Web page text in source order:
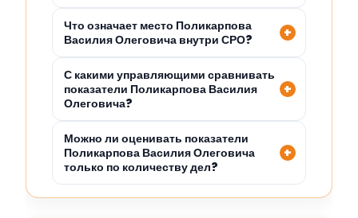
Что означает место Поликарпова
Василия Олеговича внутри СРО?
С какими управляющими сравнивать
показатели Поликарпова Василия
Олеговича?
Можно ли оценивать показатели
Поликарпова Василия Олеговича
только по количеству дел?